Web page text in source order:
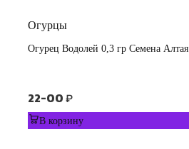
Огурцы
Огурец Водолей 0,3 гр Семена Алтая
22-00₽
В корзину